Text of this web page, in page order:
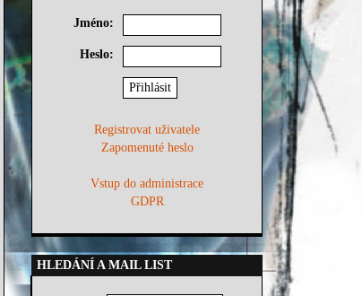
Jméno:
Heslo:
Registrovat uživatele
Zapomenuté heslo
Vstup do administrace
GDPR
HLEDÁNÍ A MAIL LIST